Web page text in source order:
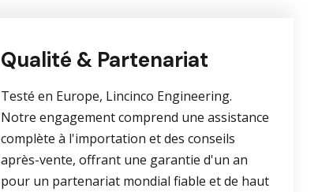
Qualité & Partenariat
Testé en Europe, Lincinco Engineering.
Notre engagement comprend une assistance
complète à l'importation et des conseils
après-vente, offrant une garantie d'un an
pour un partenariat mondial fiable et de haut